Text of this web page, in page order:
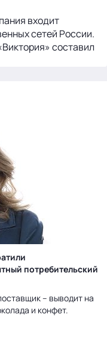
входит
сетей России.
составил
потребительский
– выводит на
и конфет.